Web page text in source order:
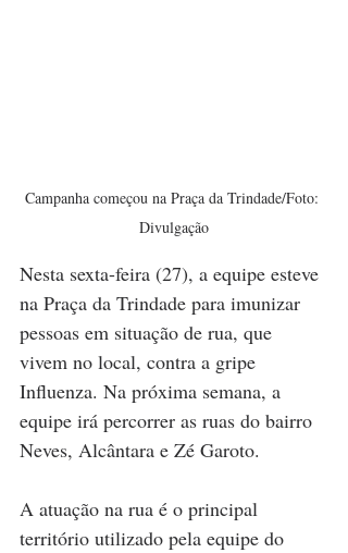
Campanha começou na Praça da Trindade/Foto:
Divulgação
Nesta sexta-feira (27), a equipe esteve
na Praça da Trindade para imunizar
pessoas em situação de rua, que
vivem no local, contra a gripe
Influenza. Na próxima semana, a
equipe irá percorrer as ruas do bairro
Neves, Alcântara e Zé Garoto.
A atuação na rua é o principal
território utilizado pela equipe do